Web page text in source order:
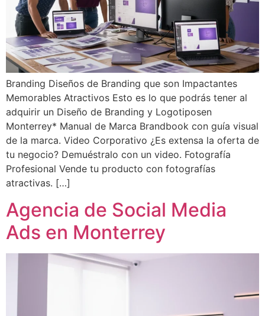
Branding Diseños de Branding que son Impactantes
Memorables Atractivos Esto es lo que podrás tener al
adquirir un Diseño de Branding y Logotiposen
Monterrey* Manual de Marca Brandbook con guía visual
de la marca. Video Corporativo ¿Es extensa la oferta de
tu negocio? Demuéstralo con un video. Fotografía
Profesional Vende tu producto con fotografías
atractivas. […]
Agencia de Social Media
Ads en Monterrey